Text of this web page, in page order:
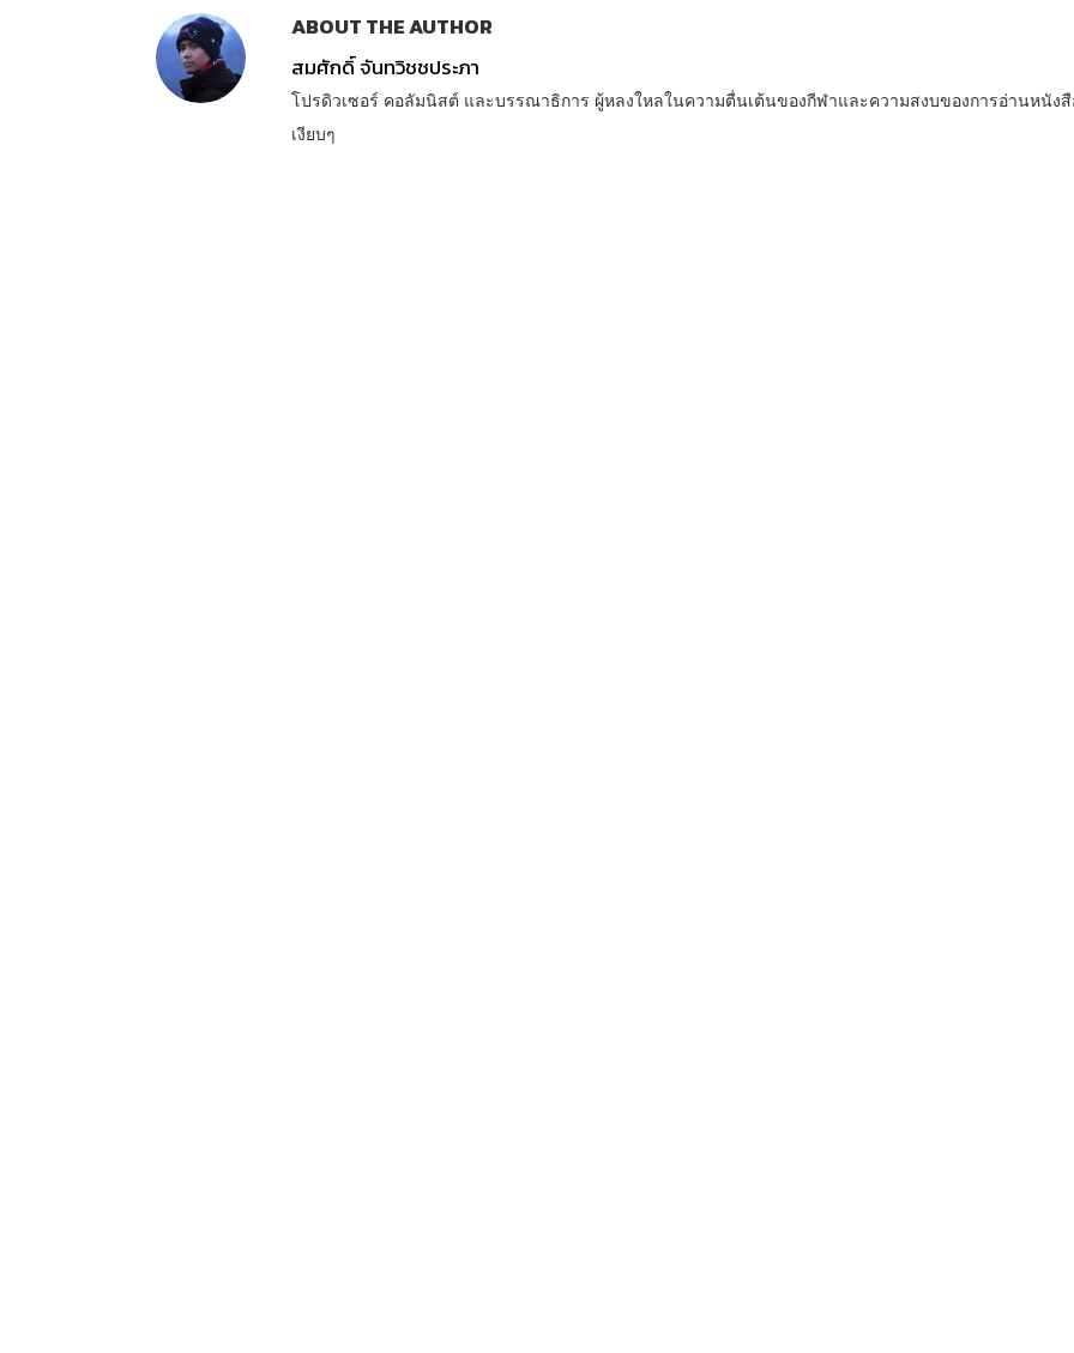
ABOUT THE AUTHOR
สมศักดิ์ จันทวิชชประภา
โปรดิวเซอร์ คอลัมนิสต์ และบรรณาธิการ ผู้หลงใหลในความตื่นเต้นของกีฬาและความสงบของการอ่านหนัง
เงียบๆ